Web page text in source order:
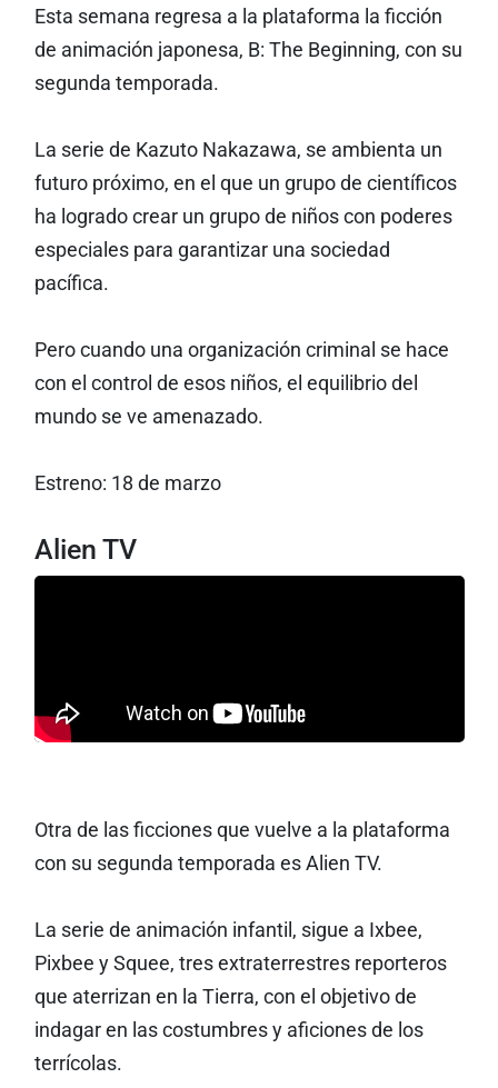
Esta semana regresa a la plataforma la ficción
de animación japonesa, B: The Beginning, con su
segunda temporada.
La serie de Kazuto Nakazawa, se ambienta un
futuro próximo, en el que un grupo de científicos
ha logrado crear un grupo de niños con poderes
especiales para garantizar una sociedad
pacífica.
Pero cuando una organización criminal se hace
con el control de esos niños, el equilibrio del
mundo se ve amenazado.
Estreno: 18 de marzo
Alien TV
Otra de las ficciones que vuelve a la plataforma
con su segunda temporada es Alien TV.
La serie de animación infantil, sigue a Ixbee,
Pixbee y Squee, tres extraterrestres reporteros
que aterrizan en la Tierra, con el objetivo de
indagar en las costumbres y aficiones de los
terrícolas.